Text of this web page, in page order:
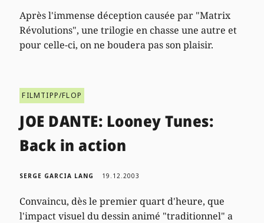
Après l'immense déception causée par "Matrix
Révolutions", une trilogie en chasse une autre et
pour celle-ci, on ne boudera pas son plaisir.
FILMTIPP/FLOP
JOE DANTE: Looney Tunes:
Back in action
SERGE GARCIA LANG 19.12.2003
Convaincu, dès le premier quart d'heure, que
l'impact visuel du dessin animé "traditionnel" a